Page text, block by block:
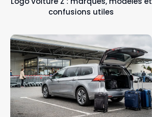
confusions utiles